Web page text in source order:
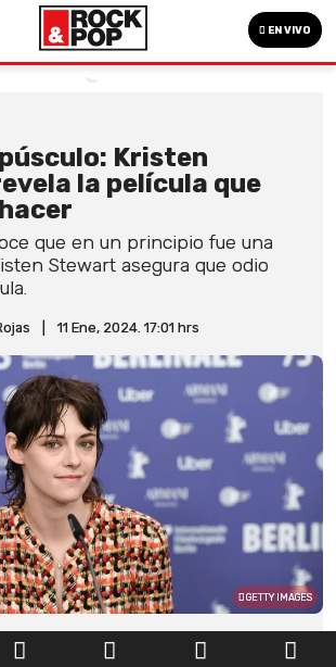
EN VIVO
Kristen
la película que
que en un principio fue una
Stewart asegura que odio
11 Ene, 2024. 17:01 hrs
GETTY IMAGES